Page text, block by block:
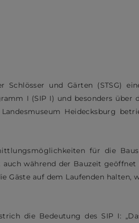
und Gärten (STSG)
I (SIP I) und besonders über
Heidecksburg
für die
während der Bauzeit
auf dem Laufenden halten,
die Bedeutung des SIP I: